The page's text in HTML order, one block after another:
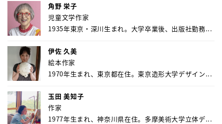
角野 栄子
児童文学作家
1935年東京・深川生まれ。大学卒業後、出版社勤務...
伊佐 久美
絵本作家
1970年生まれ、東京都在住。東京造形大学デザイン...
玉田 美知子
作家
1977年生まれ、神奈川県在住。多摩美術大学立体デ...